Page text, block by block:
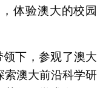
体验澳大的校园
下，参观了澳大
索澳大前沿科学研